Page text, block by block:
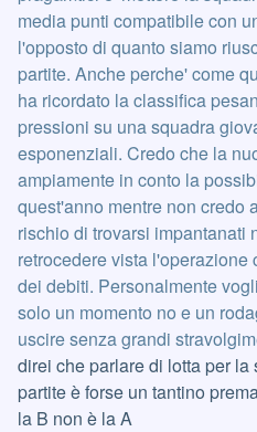
media punti compatibile con
l'opposto di quanto siamo
partite. Anche perche' come
ha ricordato la classifica
pressioni su una squadra
esponenziali. Credo che la
ampiamente in conto la
quest'anno mentre non credo
rischio di trovarsi impantanati
retrocedere vista l'operazione
dei debiti. Personalmente
solo un momento no e un
uscire senza grandi
direi che parlare di lotta per
partite è forse un tantino
la B non è la A